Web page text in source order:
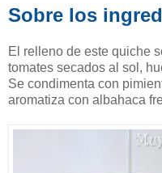
Sobre los
El relleno de este quiche
tomates secados al sol,
Se condimenta con
aromatiza con albahaca